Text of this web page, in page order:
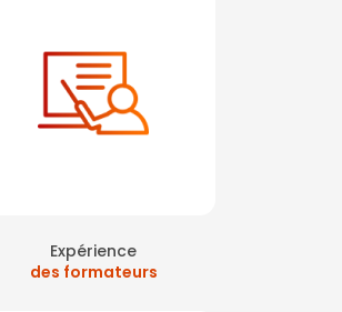
Expérience
des formateurs